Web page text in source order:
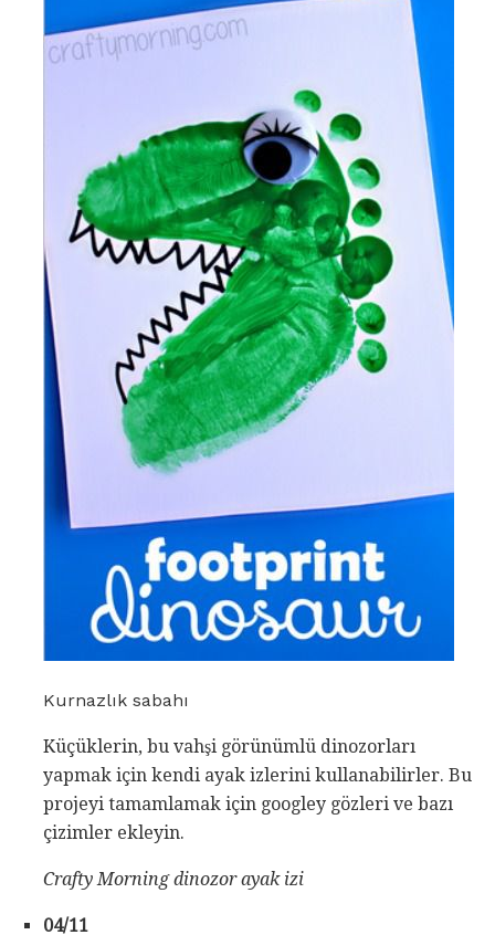
Kurnazlık sabahı
Küçüklerin, bu vahşi görünümlü dinozorları
yapmak için kendi ayak izlerini kullanabilirler. Bu
projeyi tamamlamak için googley gözleri ve bazı
çizimler ekleyin.
Crafty Morning dinozor ayak izi
04/11